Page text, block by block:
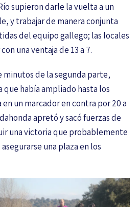
supieron darle la vuelta a un
y trabajar de manera conjunta
del equipo gallego; las locales
una ventaja de 13 a 7.
minutos de la segunda parte,
que había ampliado hasta los
un marcador en contra por 20 a
apretó y sacó fuerzas de
una victoria que probablemente
una plaza en los